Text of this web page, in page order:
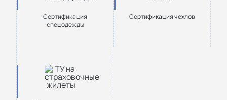
Сертификация
спецодежды
Сертификация чехлов